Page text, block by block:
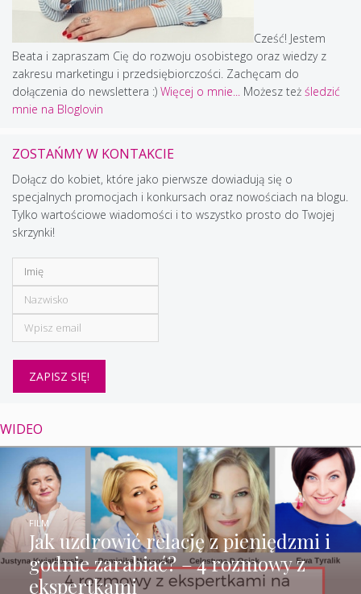
Cześć! Jestem
Beata i zapraszam Cię do rozwoju osobistego oraz wiedzy z
zakresu marketingu i przedsiębiorczości. Zachęcam do
dołączenia do newslettera :) Więcej o mnie... Możesz też śledzić
mnie na Bloglovin
ZOSTAŃMY W KONTAKCIE
Dołącz do kobiet, które jako pierwsze dowiadują się o
specjalnych promocjach i konkursach oraz nowościach na blogu.
Tylko wartościowe wiadomości i to wszystko prosto do Twojej
skrzynki!
WIDEO
Jak uzdrowić relację z pieniędzmi i
godnie zarabiać? – 4 rozmowy z
ekspertkami
FILM